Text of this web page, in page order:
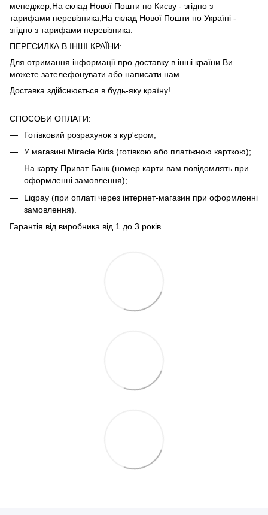
менеджер;На склад Нової Пошти по Києву - згідно з
тарифами перевізника;На склад Нової Пошти по Україні -
згідно з тарифами перевізника
ПЕРЕСИЛКА В ІНШІ КРАЇНИ:
Для отримання інформації про доставку в інші країни Ви
можете зателефонувати або написати нам.
Доставка здійснюється в будь-яку країну!
СПОСОБИ ОПЛАТИ:
Готівковий розрахунок з кур'єром;
У магазині Miracle Kids (готівкою або платіжною карткою);
На карту Приват Банк (номер карти вам повідомлять при
оформленні замовлення);
Liqpay (при оплаті через інтернет-магазин при оформленні
замовлення).
Гарантія від виробника від 1 до 3 років.